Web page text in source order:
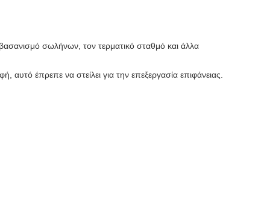
σωλήνων, τον τερματικό σταθμό και άλλα
αυτό έπρεπε να στείλει για την επεξεργασία επιφάνειας.